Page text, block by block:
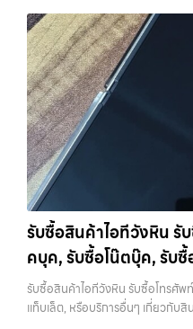
คิดว่าเรียบร้อย เพราะถ้าพลาดขึ้นม
ออกจาก iCloud และ Apple ID
การขาย iPhone หากยังมี Apple
Activation Lock ซึ่งทำให้ไม่สามา
ซื้อ เครื่องที่ติด iCloud มีความเสี่ยง
ทันที บางร้านอาจไม่รับซื้อเลย หรือ
จาก iCloud ทำได้ไม่ยาก เพียงเข้
แล้วเลือกออกจากระบบ จากนั้นใส่
ควรตรวจสอบอีกครั้งว่าหน้า
ให้มั่นใจว่าเครื่องพร้อมสำหรับผู้ใช้ง
เครื่องใหม่ เมื่อสำรองข้อมูลและอ
ไปคือการรีเซ็ตเครื่องให้เป็นค่าเริ่มต้
ทั้งหมดออกจากเครื่อง ทำให้เครื่อง
หรือร้านต้องการมากที่สุด เพราะสา
ช่วยสร้างความมั่นใจให้กับผู้รับซื้อ
ความกังวลในเรื่องความปลอดภัย
ออก iCloud แล้วเท่านั้น หากทำสลั
ราคาในตลาดมือสอง เรายังมีบริกา
ธรรมเนียมซ่อนเร้นค่ะ ทำไมต้องขายไ
- ไม่ว่าจะเป็นเครื่องใหม่ เครื่องใช้ง
หมด
ราคายุติธรรม - ประเมินรา
70% ของราคาตลาดมือสอง
ร
ต้องรอนาน
ปลอดภัย 100% - มี
ได้
รับซื้อถึงที่ - มีบริการรับซื้อถึง
รับซื้อ iPhone แต่ละรุ่นมาดูกันว่าแต่
(ราคาอัพเดทล่าสุดเดือนพฤศจิกายน
2019)iPhone 11 เป็นรุ่นที่ได้รับค
กล้องคู่ ชิป A13 Bionic และหน้าจ
เป็นรุ่นที่ออกมาได้สักระยะแล้ว แต่ก็
ล่าสุดราคารับซื้อ iPhone
ราคาตลาดมือสอง: 10,000 บาท
บาทราคาตลาดมือสอง: 13,000 บา
2019)รุ่น Pro มาพร้อมกล้องสาม
รับซื้อสินค้าไอทีวังหิน รั
คบุค, รับซื้อโน๊ตบุ๊ค, รับซื้
เกี่ยวกับสินค้าไอที กรุงเ
วงจร
รับซื้อสินค้าไอทีวังหิน รับซื้อโทรศั
แท็บเล็ต, หรือบริการอื่นๆ เกี่ยวกับสิ